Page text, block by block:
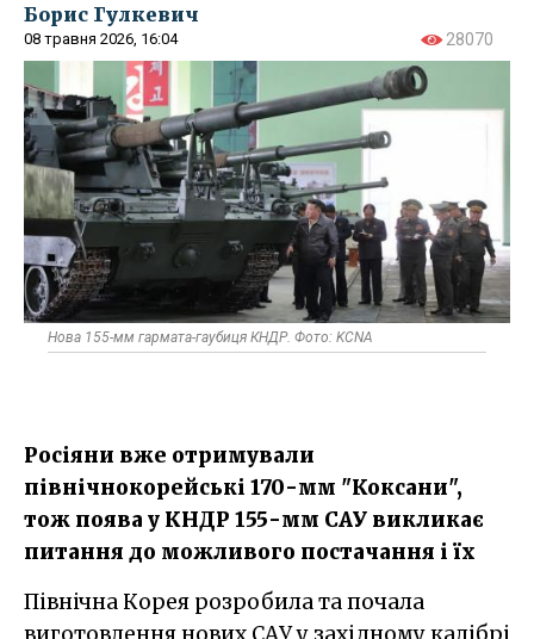
Борис Гулкевич
08 травня 2026, 16:04 28070
Нова 155-мм гармата-гаубиця КНДР. Фото: KCNA
Росіяни вже отримували
північнокорейські 170-мм "Коксани",
тож поява у КНДР 155-мм САУ викликає
питання до можливого постачання і їх
Північна Корея розробила та почала